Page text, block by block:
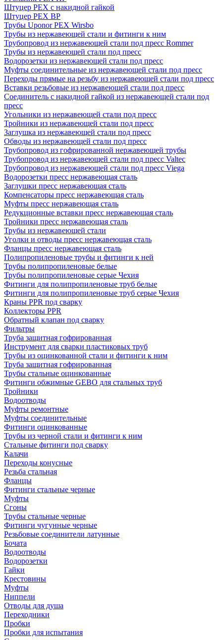
Штуцер PEX c накидной гайкой
Штуцер PEX ВР
Трубы Uponor PEX Wirsbo
Трубы из нержавеющей стали и фитинги к ним
Трубопровод из нержавеющей стали под пресс Rommer
Трубы из нержавеющей стали под пресс
Водорозетки из нержавеющей стали под пресс
Муфты соединительные из нержавеющей стали под пресс
Переходы прямые на резьбу из нержавеющей стали под пресс
Вставки резьбовые из нержавеющей стали под пресс
Соединитель с накидной гайкой из нержавеющей стали под
пресс
Угольники из нержавеющей стали под пресс
Тройники из нержавеющей стали под пресс
Заглушка из нержавеющей стали под пресс
Обводы из нержавеющей стали под пресс
Трубопровод из гофрированной нержавеющей трубы
Трубопровод из нержавеющей стали под пресс Valtec
Трубопровод из нержавеющей стали под пресс Viega
Водорозетки пресс нержавеющая сталь
Заглушки пресс нержавеющая сталь
Компенсаторы пресс нержавеющая сталь
Муфты пресс нержавеющая сталь
Редукционные вставки пресс нержавеющая сталь
Тройники пресс нержавеющая сталь
Трубы из нержавеющей стали
Уголки и отводы пресс нержавеющая сталь
Фланцы пресс нержавеющая сталь
Полипропиленовые трубы и фитинги к ней
Трубы полипропиленовые белые
Трубы полипропиленовые серые Чехия
Фитинги для полипропиленовые труб белые
Фитинги для полипропиленовые труб серые Чехия
Краны PPR под сварку
Коллекторы PPR
Обратный клапан под сварку
Фильтры
Труба защитная гофрированная
Инструмент для сварки пластиковых труб
Трубы из оцинкованной стали и фитинги к ним
Труба защитная гофрированная
Трубы стальные оцинкованные
Фитинги обжимные GEBO для стальных труб
Тройники
Водоотводы
Муфты ремонтные
Муфты соединительные
Фитинги оцинкованные
Трубы из черной стали и фитинги к ним
Стальные фитинги под сварку
Калачи
Переходы конусные
Резьба стальная
Фланцы
Фитинги стальные черные
Муфты
Сгоны
Трубы стальные черные
Фитинги чугунные черные
Резьбовые соединители латунные
Бочата
Водоотводы
Водорозетки
Гайки
Крестовины
Муфты
Ниппели
Отводы для душа
Переходники
Пробки
Пробки для испытания